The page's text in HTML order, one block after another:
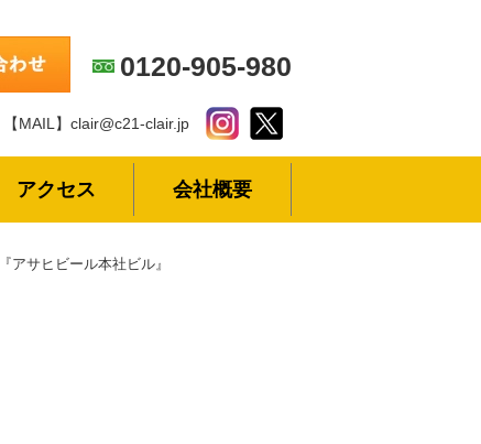
0120-905-980
【MAIL】clair@c21-clair.jp
アクセス 会社概要
『アサヒビール本社ビル』